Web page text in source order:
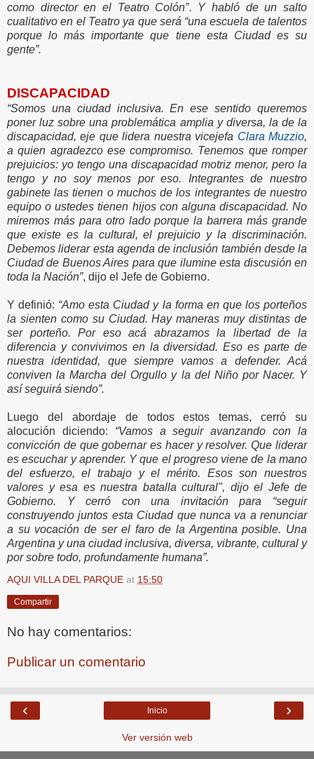
como director en el Teatro Colón”. Y habló de un salto
cualitativo en el Teatro ya que será “una escuela de talentos
porque lo más importante que tiene esta Ciudad es su
gente”.
DISCAPACIDAD
“Somos una ciudad inclusiva. En ese sentido queremos
poner luz sobre una problemática amplia y diversa, la de la
discapacidad, eje que lidera nuestra vicejefa Clara Muzzio,
a quien agradezco ese compromiso. Tenemos que romper
prejuicios: yo tengo una discapacidad motriz menor, pero la
tengo y no soy menos por eso. Integrantes de nuestro
gabinete las tienen o muchos de los integrantes de nuestro
equipo o ustedes tienen hijos con alguna discapacidad. No
miremos más para otro lado porque la barrera más grande
que existe es la cultural, el prejuicio y la discriminación.
Debemos liderar esta agenda de inclusión también desde la
Ciudad de Buenos Aires para que ilumine esta discusión en
toda la Nación”, dijo el Jefe de Gobierno.
Y definió: “Amo esta Ciudad y la forma en que los porteños
la sienten como su Ciudad. Hay maneras muy distintas de
ser porteño. Por eso acá abrazamos la libertad de la
diferencia y convivimos en la diversidad. Eso es parte de
nuestra identidad, que siempre vamos a defender. Acá
conviven la Marcha del Orgullo y la del Niño por Nacer. Y
así seguirá siendo”.
Luego del abordaje de todos estos temas, cerró su
alocución diciendo: “Vamos a seguir avanzando con la
convicción de que gobernar es hacer y resolver. Que liderar
es escuchar y aprender. Y que el progreso viene de la mano
del esfuerzo, el trabajo y el mérito. Esos son nuestros
valores y esa es nuestra batalla cultural", dijo el Jefe de
Gobierno. Y cerró con una invitación para “seguir
construyendo juntos esta Ciudad que nunca va a renunciar
a su vocación de ser el faro de la Argentina posible. Una
Argentina y una ciudad inclusiva, diversa, vibrante, cultural y
por sobre todo, profundamente humana”.
AQUI VILLA DEL PARQUE at 15:50
Compartir
No hay comentarios:
Publicar un comentario
‹ ›
Inicio
Ver versión web